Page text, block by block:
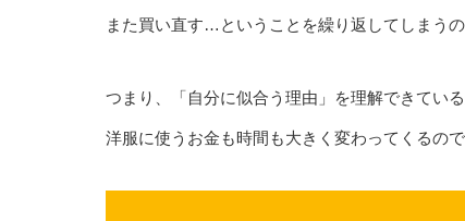
また買い直す…ということを繰り返してしまうの
つまり、「自分に似合う理由」を理解できている
洋服に使うお金も時間も大きく変わってくるので